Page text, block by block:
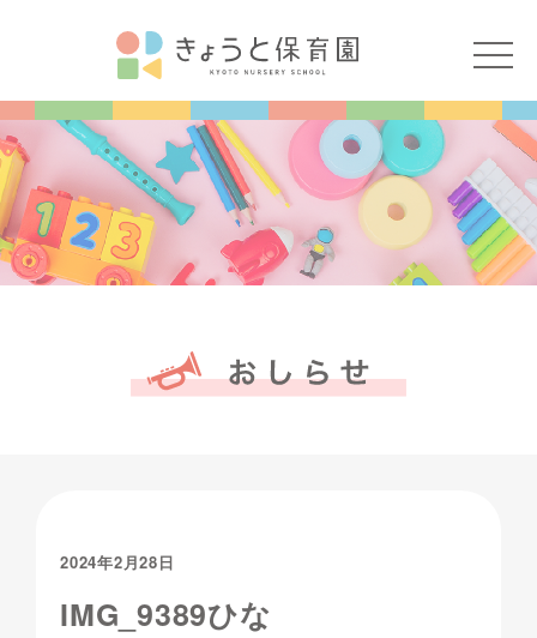
2024年2月28日
IMG_9389ひな